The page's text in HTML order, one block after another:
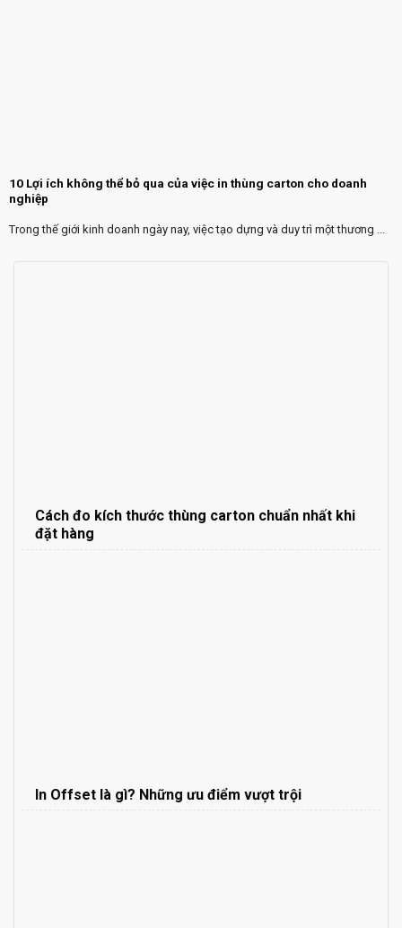
10 Lợi ích không thể bỏ qua của việc in thùng carton cho doanh
nghiệp
Trong thế giới kinh doanh ngày nay, việc tạo dựng và duy trì một thương ...
Cách đo kích thước thùng carton chuẩn nhất khi
đặt hàng
In Offset là gì? Những ưu điểm vượt trội